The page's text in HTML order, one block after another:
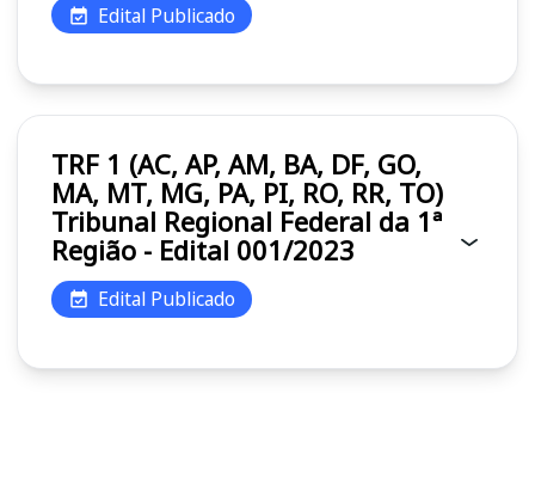
Edital Publicado
TRF 1 (AC, AP, AM, BA, DF, GO,
MA, MT, MG, PA, PI, RO, RR, TO)
Tribunal Regional Federal da 1ª
Região - Edital 001/2023
Edital Publicado